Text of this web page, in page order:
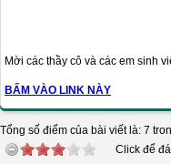
Mời các thầy cô và các em sinh
BẤM VÀO LINK NÀY
Tổng số điểm của bài viết là: 7
Click để